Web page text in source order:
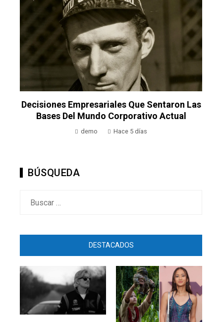
Decisiones Empresariales Que Sentaron Las
Bases Del Mundo Corporativo Actual
demo Hace 5 días
BÚSQUEDA
DESTACADOS